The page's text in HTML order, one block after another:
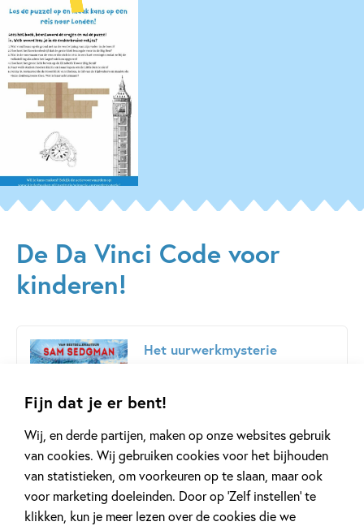
Fijn dat je er bent!
Wij, en derde partijen, maken op onze websites gebruik
van cookies. Wij gebruiken cookies voor het bijhouden
van statistieken, om voorkeuren op te slaan, maar ook
voor marketing doeleinden. Door op ‘Zelf instellen’ te
klikken, kun je meer lezen over de cookies die we
De Da Vinci Code voor
kinderen!
Hardcover:
Het uurwerkmysterie
Bestellen